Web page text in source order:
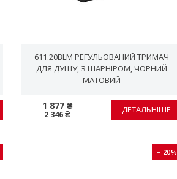
611.20BLM РЕГУЛЬОВАНИЙ ТРИМАЧ
ДЛЯ ДУШУ, З ШАРНІРОМ, ЧОРНИЙ
МАТОВИЙ
1 877 ₴
2 346 ₴ ДЕТАЛЬНІШЕ
− 20%